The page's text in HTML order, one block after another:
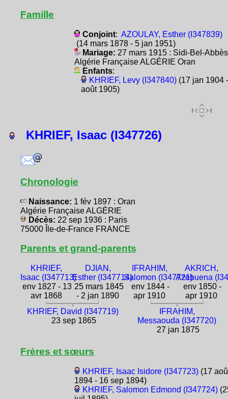
Famille
Conjoint: AZOULAY, Esther (I347839)
(14 mars 1878 - 5 jan 1951)
Mariage: 27 mars 1915 : Sidi-Bel-Abbès
Algérie Française ALGÉRIE Oran
Enfants:
KHRIEF, Levy (I347840)(17 jan 1904
août 1905)
KHRIEF, Isaac (I347726)
Chronologie
Naissance: 1 fév 1897 : Oran
Algérie Française ALGÉRIE
Décès: 22 sep 1936 : Paris
75000 Île-de-France FRANCE
Parents et grand-parents
KHRIEF,
Isaac (I347713)
env 1827 - 13
avr 1868
DJIAN,
Esther (I347714)
25 mars 1845
- 2 jan 1890
IFRAHIM,
Salomon (I347721)
env 1844 -
apr 1910
AKRICH,
Azebuena
env 1850 -
apr 1910
KHRIEF, David (I347719)
23 sep 1865
IFRAHIM,
Messaouda (I347720)
27 jan 1875
Frères et sœurs
KHRIEF, Isaac Isidore (I347723)(17
1894 - 16 sep 1894)
KHRIEF, Salomon Edmond (I347724)